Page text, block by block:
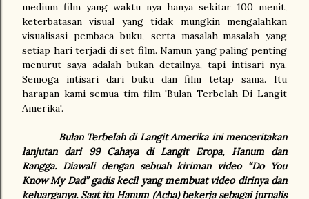
medium film yang waktu nya hanya sekitar 100 menit,
keterbatasan visual yang tidak mungkin mengalahkan
visualisasi pembaca buku, serta masalah-masalah yang
setiap hari terjadi di set film. Namun yang paling penting
menurut saya adalah bukan detailnya, tapi intisari nya.
Semoga intisari dari buku dan film tetap sama. Itu
harapan kami semua tim film 'Bulan Terbelah Di Langit
Amerika'.
Bulan Terbelah di Langit Amerika ini menceritakan
lanjutan dari 99 Cahaya di Langit Eropa, Hanum dan
Rangga. Diawali dengan sebuah kiriman video “Do You
Know My Dad” gadis kecil yang membuat video dirinya dan
keluarganya. Saat itu Hanum (Acha) bekerja sebagai jurnalis